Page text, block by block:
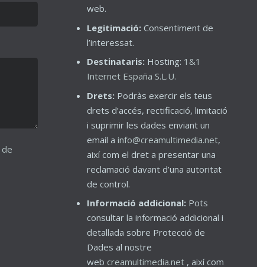
web.
Legitimació:Consentiment de
l’interessat.
Destinataris:Hosting: 1&1
Internet España S.L.U.
Drets:Podràs exercir els teus
drets d’accés, rectificació, limitació
i suprimir les dades enviant un
email a info@creamultimedia.net,
així com el dret a presentar una
reclamació davant d’una autoritat
de control.
Informació addicional:Pots
consultar la informació addicional i
detallada sobre Protecció de
Dades al nostre
web creamultimedia.net, així com